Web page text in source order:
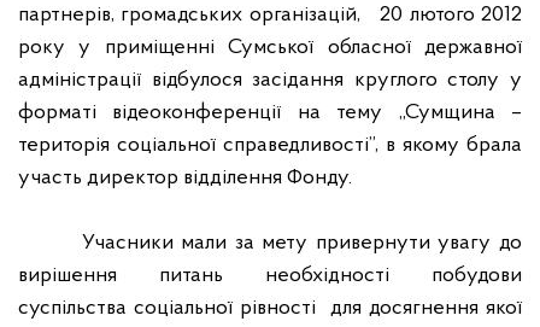
партнерів, громадських організацій,
20 лютого 2012
року у приміщенні Сумської обласної державної
адміністрації відбулося засідання круглого столу у
форматі відеоконференції на тему „Сумщина –
територія соціальної справедливості”, в якому брала
участь директор відділення Фонду.
Учасники мали за мету привернути увагу до
вирішення питань необхідності побудови
суспільства соціальної рівності
для досягнення якої